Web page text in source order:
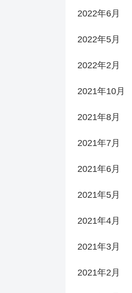
2022年6月
2022年5月
2022年2月
2021年10月
2021年8月
2021年7月
2021年6月
2021年5月
2021年4月
2021年3月
2021年2月